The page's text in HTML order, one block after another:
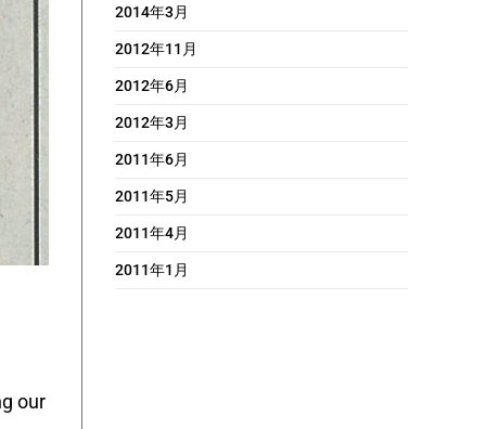
our
2014年3月
2012年11月
2012年6月
2012年3月
2011年6月
2011年5月
2011年4月
2011年1月